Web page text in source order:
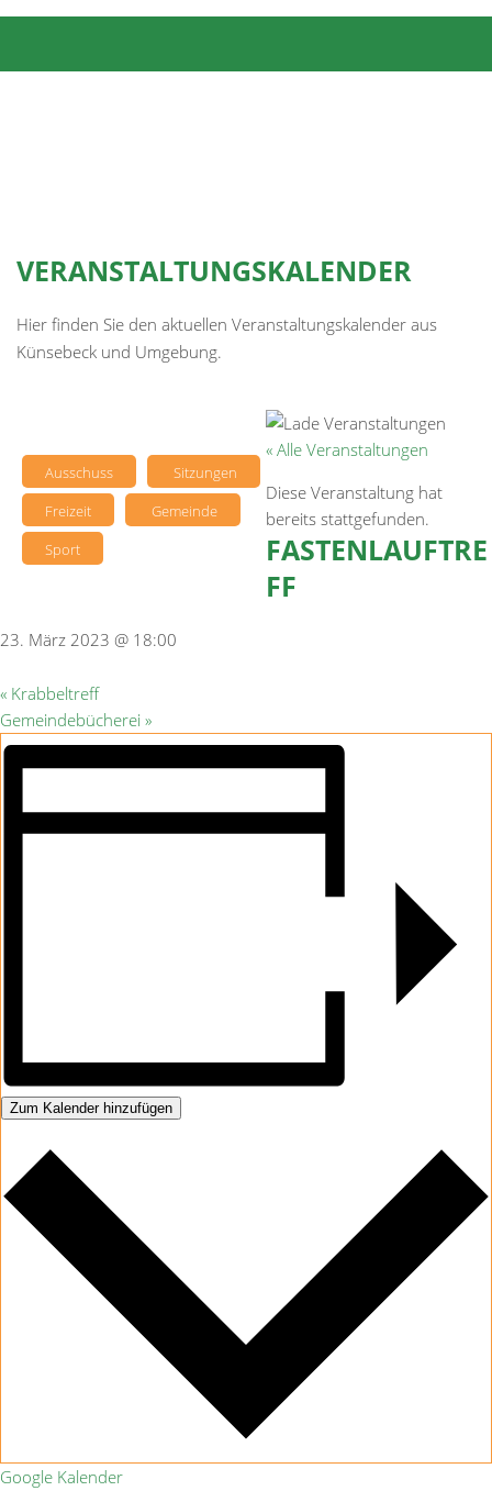
VERANSTALTUNGSKALENDER
Hier finden Sie den aktuellen Veranstaltungskalender aus
Künsebeck und Umgebung.
Ausschuss
Sitzungen
Freizeit
Gemeinde
Sport
« Alle Veranstaltungen
Diese Veranstaltung hat
bereits stattgefunden.
FASTENLAUFTRE
FF
23. März 2023 @ 18:00
« Krabbeltreff
Gemeindebücherei »
Zum Kalender hinzufügen
Google Kalender